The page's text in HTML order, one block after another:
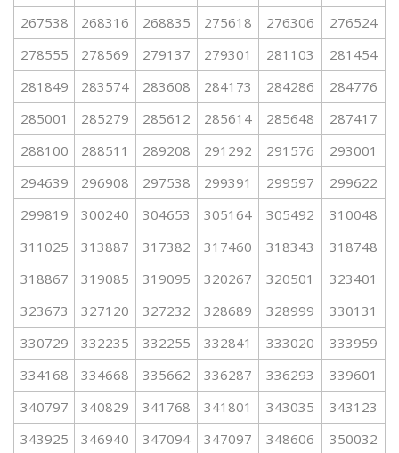
267538
268316 268835 275618 276306
276524
278555
278569 279137 279301 281103
281454
281849
283574 283608 284173 284286
284776
285001
285279 285612 285614 285648
287417
288100
288511 289208 291292 291576
293001
294639
296908 297538 299391 299597
299622
299819
300240 304653 305164 305492
310048
311025
313887 317382 317460 318343
318748
318867
319085 319095 320267 320501
323401
323673
327120 327232 328689 328999
330131
330729
332235 332255 332841 333020
333959
334168
334668 335662 336287 336293
339601
340797
340829 341768 341801 343035
343123
343925
346940 347094 347097 348606 350032